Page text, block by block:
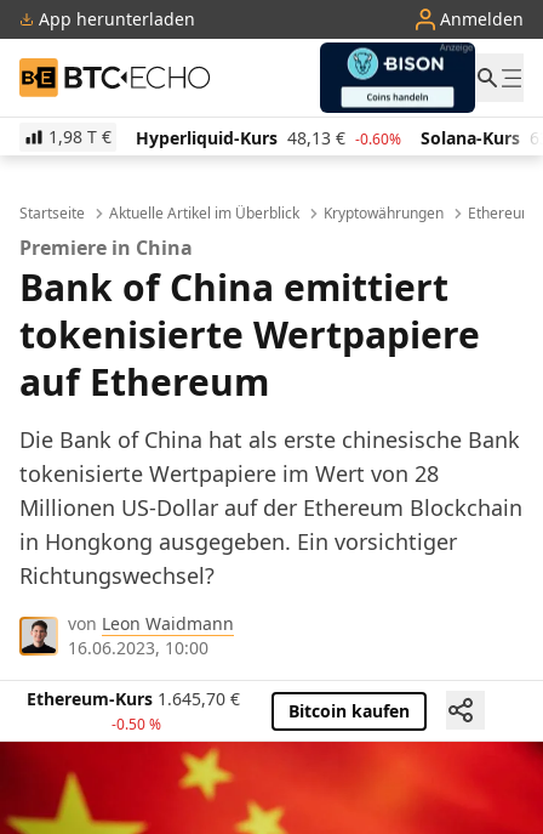
App herunterladen Anmelden
BTC-ECHO
1,98 T €
Kurs 48,13 € -0.60% Solana-Kurs 63,07 -1.40%
Startseite Aktuelle Artikel im Überblick Kryptowährungen Ethereum
Premiere in China
Bank of China emittiert
tokenisierte Wertpapiere
auf Ethereum
Die Bank of China hat als erste chinesische Bank
tokenisierte Wertpapiere im Wert von 28
Millionen US-Dollar auf der Ethereum Blockchain
in Hongkong ausgegeben. Ein vorsichtiger
Richtungswechsel?
von Leon Waidmann
16.06.2023, 10:00
Ethereum-Kurs 1.645,70 €
-0.50 %
Bitcoin kaufen